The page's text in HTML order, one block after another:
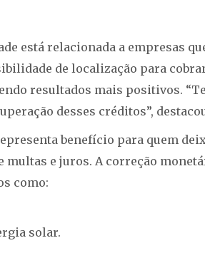
está relacionada a empresas
de localização para
resultados mais positivos.
desses créditos”,
benefício para quem
multas e juros. A correção
como:
solar.